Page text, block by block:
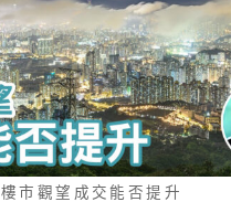
樓市觀望成交能否提升